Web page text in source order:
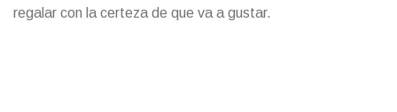
regalar con la certeza de que va a gustar.